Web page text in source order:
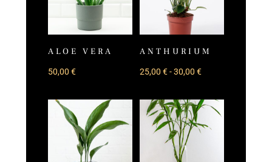
ALOE VERA
50,00 €
ANTHURIUM
25,00 €-30,00 €Rango
precios:
desde
25,00 €